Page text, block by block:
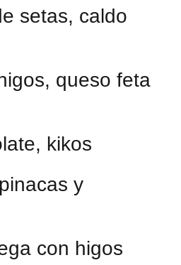
setas, caldo
queso feta
kikos
y
con higos